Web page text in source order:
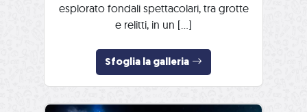
esplorato fondali spettacolari, tra grotte
e relitti, in un […]
Sfoglia la galleria